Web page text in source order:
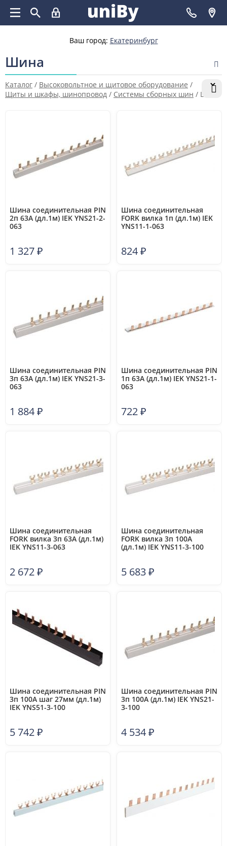
Ваш город: Екатеринбург
Шина
Каталог / Высоковольтное и щитовое оборудование /
Щиты и шкафы, шинопровод / Системы сборных шин / Шина
Шина соединительная PIN
2п 63А (дл.1м) IEK YNS21-2-
063
1 327₽
Шина соединительная
FORK вилка 1п (дл.1м) IEK
YNS11-1-063
824₽
Шина соединительная PIN
3п 63А (дл.1м) IEK YNS21-3-
063
1 884₽
Шина соединительная PIN
1п 63А (дл.1м) IEK YNS21-1-
063
722₽
Шина соединительная
FORK вилка 3п 63А (дл.1м)
IEK YNS11-3-063
2 672₽
Шина соединительная
FORK вилка 3п 100А
(дл.1м) IEK YNS11-3-100
5 683₽
Шина соединительная PIN
3п 100А шаг 27мм (дл.1м)
IEK YNS51-3-100
5 742₽
Шина соединительная PIN
3п 100А (дл.1м) IEK YNS21-
3-100
4 534₽